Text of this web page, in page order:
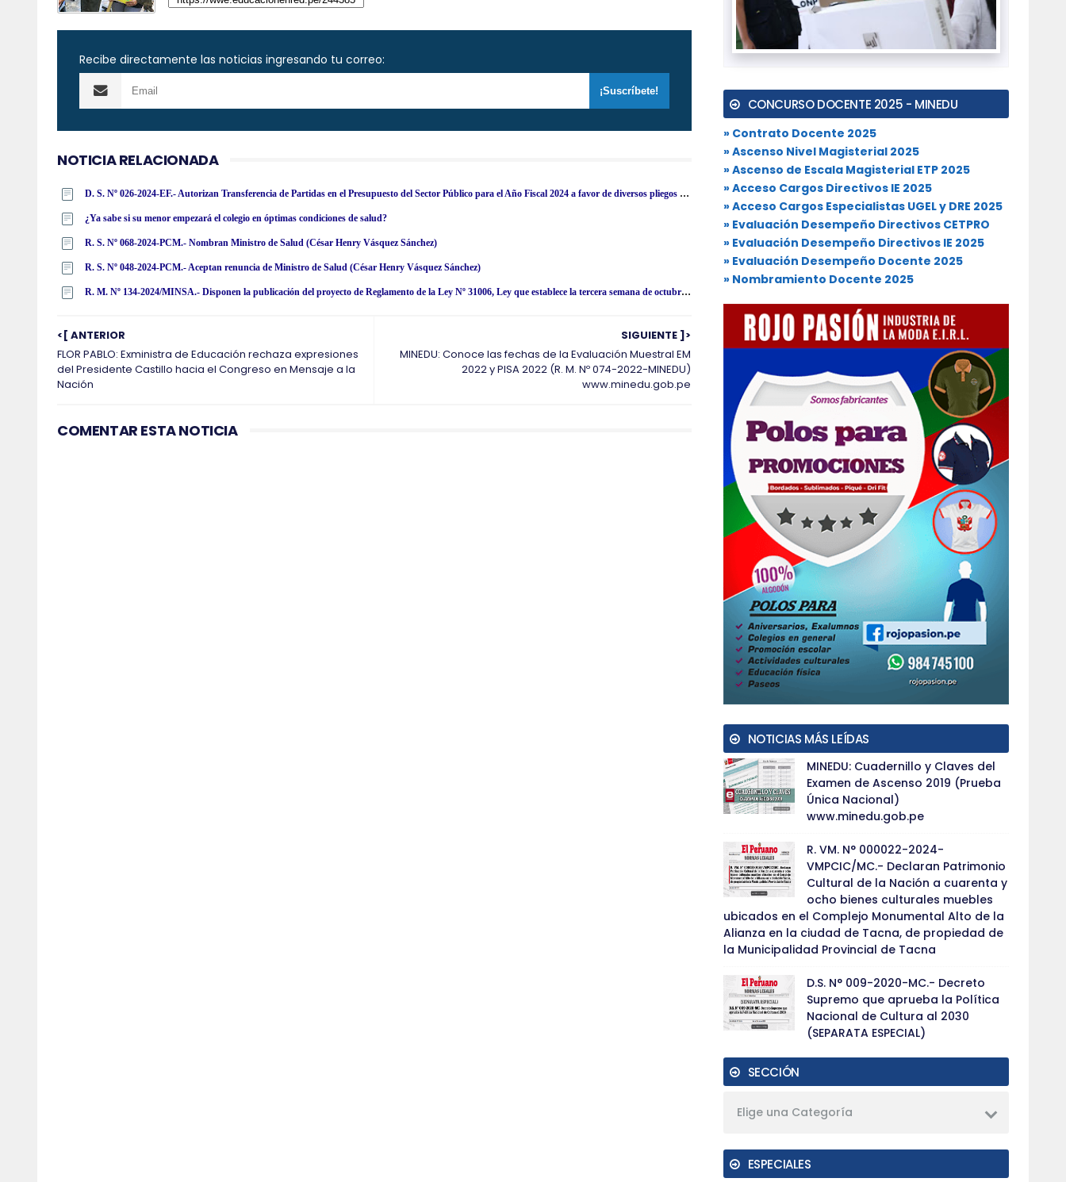
Recibe directamente las noticias ingresando tu correo:
NOTICIA RELACIONADA
D. S. Nº 026-2024-EF.- Autorizan Transferencia de Partidas en el Presupuesto del Sector Público para el Año Fiscal 2024 a favor de diversos pliegos del Gobierno Nacional y de los gobiernos regionales
¿Ya sabe si su menor empezará el colegio en óptimas condiciones de salud?
R. S. Nº 068-2024-PCM.- Nombran Ministro de Salud (César Henry Vásquez Sánchez)
R. S. Nº 048-2024-PCM.- Aceptan renuncia de Ministro de Salud (César Henry Vásquez Sánchez)
R. M. Nº 134-2024/MINSA.- Disponen la publicación del proyecto de Reglamento de la Ley Nº 31006, Ley que establece la tercera semana de octubre de cada año como la Semana Nacional de Lucha contra el Cáncer
SIGUIENTE ]>
MINEDU: Conoce las fechas de la Evaluación Muestral EM
2022 y PISA 2022 (R. M. Nº 074-2022-MINEDU)
www.minedu.gob.pe
<[ ANTERIOR
FLOR PABLO: Exministra de Educación rechaza expresiones
del Presidente Castillo hacia el Congreso en Mensaje a la
Nación
COMENTAR ESTA NOTICIA
CONCURSO DOCENTE 2025 - MINEDU
» Contrato Docente 2025
» Ascenso Nivel Magisterial 2025
» Ascenso de Escala Magisterial ETP 2025
» Acceso Cargos Directivos IE 2025
» Acceso Cargos Especialistas UGEL y DRE 2025
» Evaluación Desempeño Directivos CETPRO
» Evaluación Desempeño Directivos IE 2025
» Evaluación Desempeño Docente 2025
» Nombramiento Docente 2025
NOTICIAS MÁS LEÍDAS
MINEDU: Cuadernillo y Claves del
Examen de Ascenso 2019 (Prueba
Única Nacional)
www.minedu.gob.pe
R. VM. N° 000022-2024-
VMPCIC/MC.- Declaran Patrimonio
Cultural de la Nación a cuarenta y
ocho bienes culturales muebles
ubicados en el Complejo Monumental Alto de la
Alianza en la ciudad de Tacna, de propiedad de
la Municipalidad Provincial de Tacna
D.S. N° 009-2020-MC.- Decreto
Supremo que aprueba la Política
Nacional de Cultura al 2030
(SEPARATA ESPECIAL)
SECCIÓN
Elige una Categoría
ESPECIALES